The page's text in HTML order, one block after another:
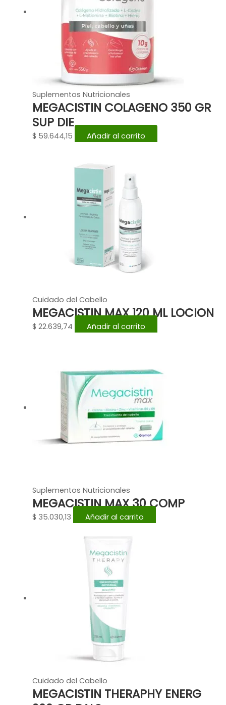
Suplementos Nutricionales
MEGACISTIN COLAGENO 350 GR
SUP DIE
$ 59.644,15 Añadir al carrito
Cuidado del Cabello
MEGACISTIN MAX 120 ML LOCION
$ 22.639,74 Añadir al carrito
Suplementos Nutricionales
MEGACISTIN MAX 30 COMP
$ 35.030,13 Añadir al carrito
Cuidado del Cabello
MEGACISTIN THERAPHY ENERG